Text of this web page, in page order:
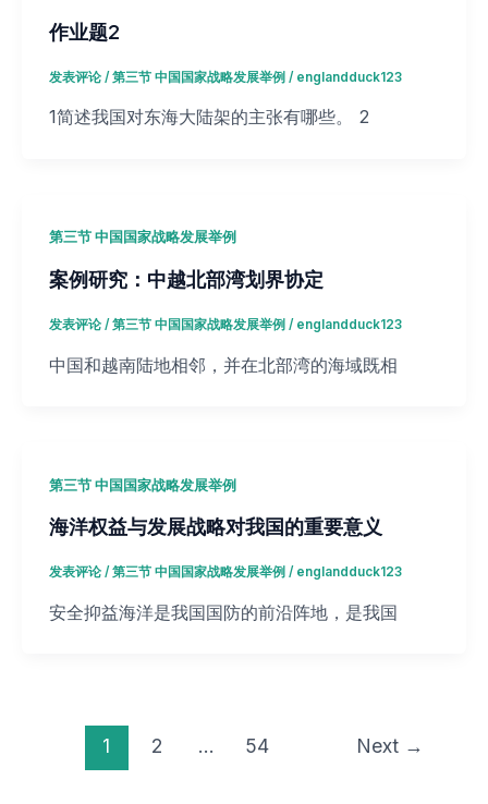
作业题2
发表评论 / 第三节 中国国家战略发展举例 / englandduck123
1简述我国对东海大陆架的主张有哪些。 2
第三节 中国国家战略发展举例
案例研究：中越北部湾划界协定
发表评论 / 第三节 中国国家战略发展举例 / englandduck123
中国和越南陆地相邻，并在北部湾的海域既相
第三节 中国国家战略发展举例
海洋权益与发展战略对我国的重要意义
发表评论 / 第三节 中国国家战略发展举例 / englandduck123
安全抑益海洋是我国国防的前沿阵地，是我国
1 2 … 54 Next →